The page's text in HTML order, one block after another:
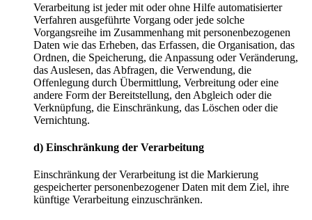
Verarbeitung ist jeder mit oder ohne Hilfe automatisierter
Verfahren ausgeführte Vorgang oder jede solche
Vorgangsreihe im Zusammenhang mit personenbezogenen
Daten wie das Erheben, das Erfassen, die Organisation, das
Ordnen, die Speicherung, die Anpassung oder Veränderung,
das Auslesen, das Abfragen, die Verwendung, die
Offenlegung durch Übermittlung, Verbreitung oder eine
andere Form der Bereitstellung, den Abgleich oder die
Verknüpfung, die Einschränkung, das Löschen oder die
Vernichtung.
d) Einschränkung der Verarbeitung
Einschränkung der Verarbeitung ist die Markierung
gespeicherter personenbezogener Daten mit dem Ziel, ihre
künftige Verarbeitung einzuschränken.